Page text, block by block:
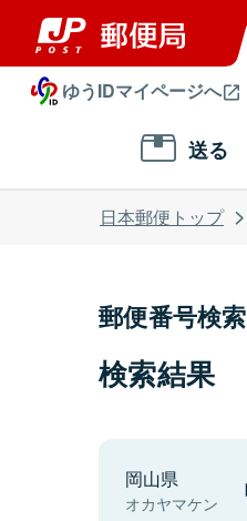
ゆうIDマイページへ
送る
日本郵便トップ
郵便番号検索
検索結果
岡山県
オカヤマケン